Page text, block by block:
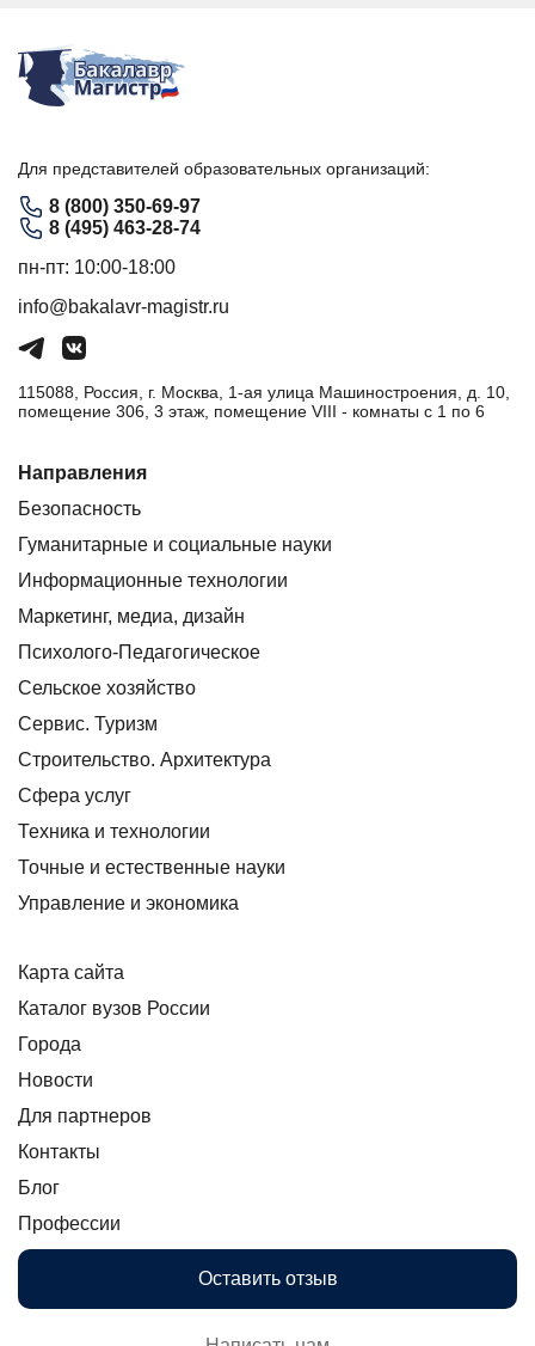
Для представителей образовательных организаций:
8 (800) 350-69-97
8 (495) 463-28-74
пн-пт: 10:00-18:00
info@bakalavr-magistr.ru
115088, Россия, г. Москва, 1-ая улица Машиностроения, д. 10,
помещение 306, 3 этаж, помещение VIII - комнаты с 1 по 6
Направления
Безопасность
Гуманитарные и социальные науки
Информационные технологии
Маркетинг, медиа, дизайн
Психолого-Педагогическое
Сельское хозяйство
Сервис. Туризм
Строительство. Архитектура
Сфера услуг
Техника и технологии
Точные и естественные науки
Управление и экономика
Карта сайта
Каталог вузов России
Города
Новости
Для партнеров
Контакты
Блог
Профессии
Оставить отзыв